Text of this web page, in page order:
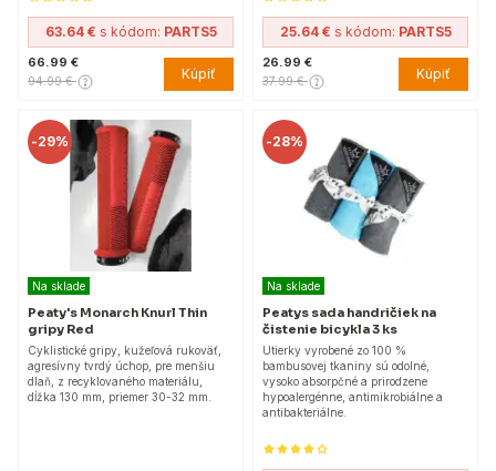
63.64 € s kódom: PARTS5
66.99 €
94.99 € Kúpiť
25.64 € s kódom: PARTS5
26.99 €
37.99 € Kúpiť
-29%
Na sklade
Peaty's Monarch Knurl Thin
gripy Red
Cyklistické gripy, kužeľová rukoväť,
agresívny tvrdý úchop, pre menšiu
dlaň, z recyklovaného materiálu,
dĺžka 130 mm, priemer 30-32 mm.
-28%
Na sklade
Peatys sada handričiek na
čistenie bicykla 3 ks
Utierky vyrobené zo 100 %
bambusovej tkaniny sú odolné,
vysoko absorpčné a prirodzene
hypoalergénne, antimikrobiálne a
antibakteriálne.